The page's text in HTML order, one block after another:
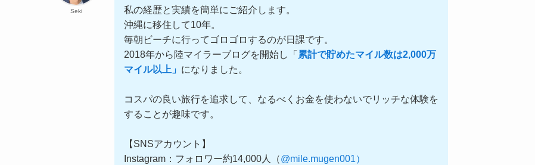
Seki
私の経歴と実績を簡単にご紹介します。
沖縄に移住して10年。
毎朝ビーチに行ってゴロゴロするのが日課です。
2018年から陸マイラーブログを開始し「 累計で貯めたマイル数は2,000万
マイル以上」 になりました。
コスパの良い旅行を追求して、なるべくお金を使わないでリッチな体験を
することが趣味です。
【SNSアカウント】
Instagram：フォロワー約14,000人（@mile.mugen001）